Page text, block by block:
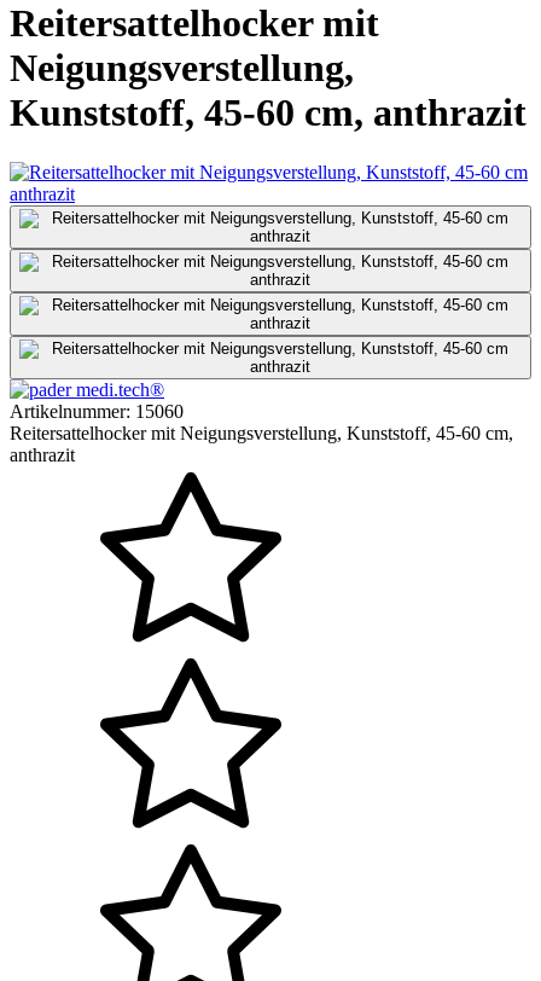
Reitersattelhocker mit
Neigungsverstellung,
Kunststoff, 45-60 cm, anthrazit
Artikelnummer: 15060
Reitersattelhocker mit Neigungsverstellung, Kunststoff, 45-60 cm,
anthrazit